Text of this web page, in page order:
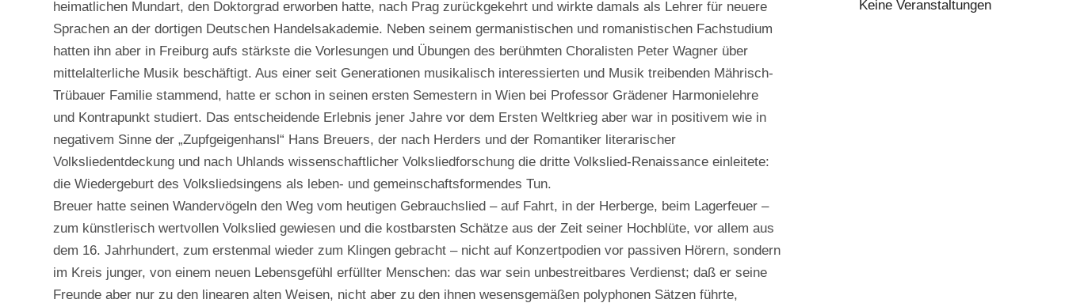
heimatlichen Mundart, den Doktorgrad erworben hatte, nach Prag zurückgekehrt und wirkte damals als Lehrer für neuere
Sprachen an der dortigen Deutschen Handelsakademie. Neben seinem germanistischen und romanistischen Fachstudium
hatten ihn aber in Freiburg aufs stärkste die Vorlesungen und Übungen des berühmten Choralisten Peter Wagner über
mittelalterliche Musik beschäftigt. Aus einer seit Generationen musikalisch interessierten und Musik treibenden Mährisch-
Trübauer Familie stammend, hatte er schon in seinen ersten Semestern in Wien bei Professor Grädener Harmonielehre
und Kontrapunkt studiert. Das entscheidende Erlebnis jener Jahre vor dem Ersten Weltkrieg aber war in positivem wie in
negativem Sinne der „Zupfgeigenhansl“ Hans Breuers, der nach Herders und der Romantiker literarischer
Volksliedentdeckung und nach Uhlands wissenschaftlicher Volksliedforschung die dritte Volkslied-Renaissance einleitete:
die Wiedergeburt des Volksliedsingens als leben- und gemeinschaftsformendes Tun.
Breuer hatte seinen Wandervögeln den Weg vom heutigen Gebrauchslied – auf Fahrt, in der Herberge, beim Lagerfeuer –
zum künstlerisch wertvollen Volkslied gewiesen und die kostbarsten Schätze aus der Zeit seiner Hochblüte, vor allem aus
dem 16. Jahrhundert, zum erstenmal wieder zum Klingen gebracht – nicht auf Konzertpodien vor passiven Hörern, sondern
im Kreis junger, von einem neuen Lebensgefühl erfüllter Menschen: das war sein unbestreitbares Verdienst; daß er seine
Freunde aber nur zu den linearen alten Weisen, nicht aber zu den ihnen wesensgemäßen polyphonen Sätzen führte,
Keine Veranstaltungen